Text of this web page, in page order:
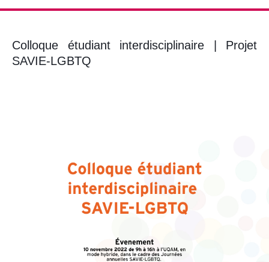
Colloque étudiant interdisciplinaire | Projet
SAVIE-LGBTQ